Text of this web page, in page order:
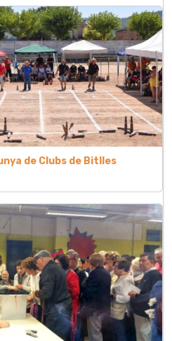
de Clubs de Bitlles